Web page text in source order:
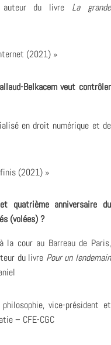
auteur du livre La grande
(2021) »
Belkacem veut contrôler
en droit numérique et de
(2021) »
quatrième anniversaire du
(volées) ?
la cour au Barreau de Paris,
du livre Pour un lendemain
vice-président et
– CFE-CGC